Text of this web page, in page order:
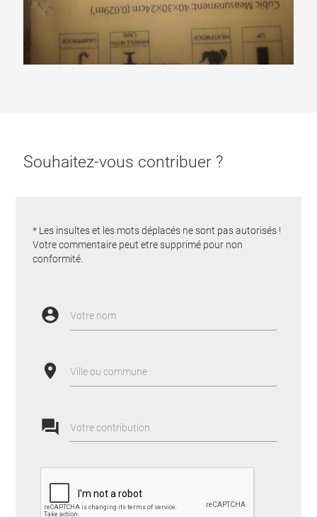
Souhaitez-vous contribuer ?
* Les insultes et les mots déplacés ne sont pas autorisés !
Votre commentaire peut etre supprimé pour non
conformité.
account_circle Votre nom
place Ville ou commune
forum Votre contribution